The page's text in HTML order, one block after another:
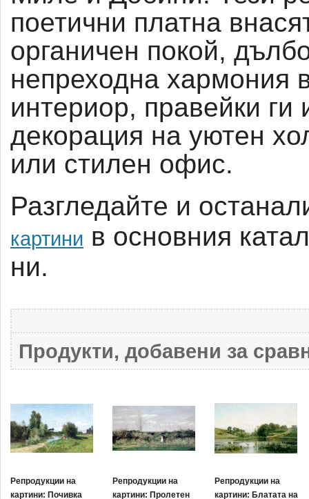
поетични платна
органичен покой,
непреходна хармония
интериор, правейки ги
декорация на уютен
или стилен офис.
Разгледайте и
картини в основния
ни.
Продукти, добавени за
Репродукции на
картини: Почивка
Репродукции на
картини: Пролетен
Репродукции на
картини: Блатата на